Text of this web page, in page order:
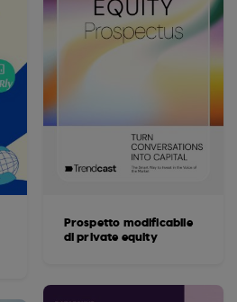
Prospetto modificabile
di private equity